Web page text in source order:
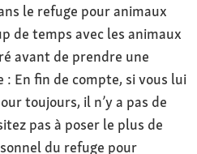
le refuge pour animaux
de temps avec les animaux
avant de prendre une
: En fin de compte, si vous lui
toujours, il n’y a pas de
pas à poser le plus de
du refuge pour